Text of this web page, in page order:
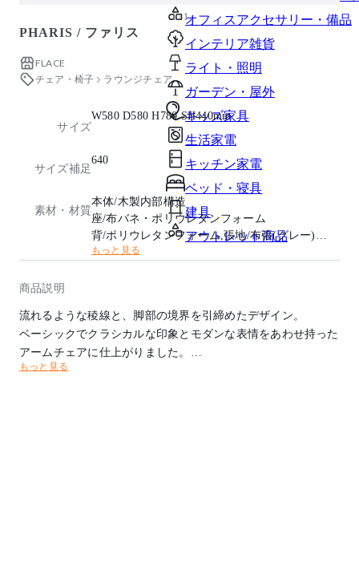
オフィスアクセサリー・備品
インテリア雑貨
ライト・照明
ガーデン・屋外
キッズ家具
生活家電
キッチン家電
ベッド・寝具
建具
アウトレット商品
1 / 1
PHARIS / ファリス
FLACE
チェア・椅子
ラウンジチェア
サイズ
W580 D580 H780 SH440mm
サイズ補足
640
素材・材質
本体/木製内部構造
座/布バネ・ポリウレタンフォーム
背/ポリウレタンフォーム,張地/布張(グレー)
脚部/ビーチ材・ポリウレタン塗装(ライトブラウ
もっと見る
商品説明
流れるような稜線と、脚部の境界を引締めたデザイン。
ベーシックでクラシカルな印象とモダンな表情をあわせ持った
アームチェアに仕上がりました。
どのようなテイストにも溶け込め、調和のとれたコーディネー
もっと見る